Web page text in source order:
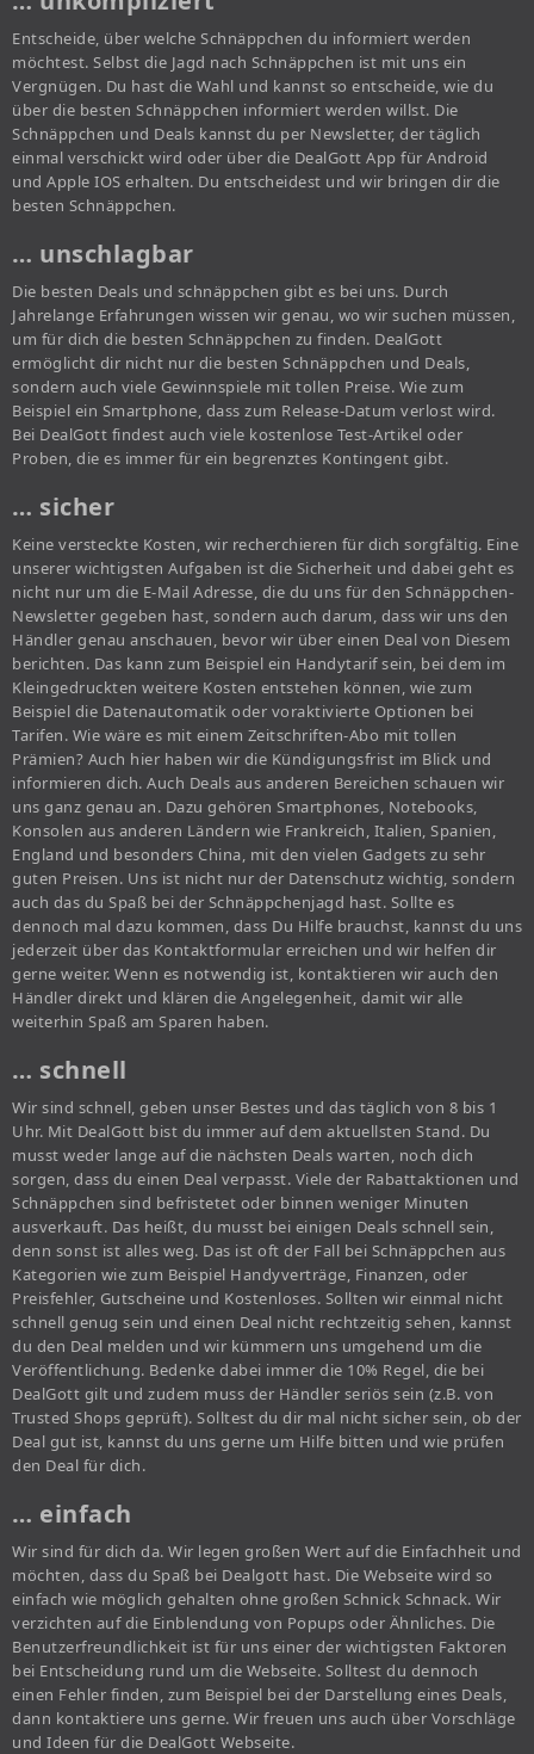
Entscheide, über welche Schnäppchen du informiert werden
möchtest. Selbst die Jagd nach Schnäppchen ist mit uns ein
Vergnügen. Du hast die Wahl und kannst so entscheide, wie du
über die besten Schnäppchen informiert werden willst. Die
Schnäppchen und Deals kannst du per Newsletter, der täglich
einmal verschickt wird oder über die DealGott App für Android
und Apple IOS erhalten. Du entscheidest und wir bringen dir die
besten Schnäppchen.
… unschlagbar
Die besten Deals und schnäppchen gibt es bei uns. Durch
Jahrelange Erfahrungen wissen wir genau, wo wir suchen müssen,
um für dich die besten Schnäppchen zu finden. DealGott
ermöglicht dir nicht nur die besten Schnäppchen und Deals,
sondern auch viele Gewinnspiele mit tollen Preise. Wie zum
Beispiel ein Smartphone, dass zum Release-Datum verlost wird.
Bei DealGott findest auch viele kostenlose Test-Artikel oder
Proben, die es immer für ein begrenztes Kontingent gibt.
… sicher
Keine versteckte Kosten, wir recherchieren für dich sorgfältig. Eine
unserer wichtigsten Aufgaben ist die Sicherheit und dabei geht es
nicht nur um die E-Mail Adresse, die du uns für den Schnäppchen-
Newsletter gegeben hast, sondern auch darum, dass wir uns den
Händler genau anschauen, bevor wir über einen Deal von Diesem
berichten. Das kann zum Beispiel ein Handytarif sein, bei dem im
Kleingedruckten weitere Kosten entstehen können, wie zum
Beispiel die Datenautomatik oder voraktivierte Optionen bei
Tarifen. Wie wäre es mit einem Zeitschriften-Abo mit tollen
Prämien? Auch hier haben wir die Kündigungsfrist im Blick und
informieren dich. Auch Deals aus anderen Bereichen schauen wir
uns ganz genau an. Dazu gehören Smartphones, Notebooks,
Konsolen aus anderen Ländern wie Frankreich, Italien, Spanien,
England und besonders China, mit den vielen Gadgets zu sehr
guten Preisen. Uns ist nicht nur der Datenschutz wichtig, sondern
auch das du Spaß bei der Schnäppchenjagd hast. Sollte es
dennoch mal dazu kommen, dass Du Hilfe brauchst, kannst du uns
jederzeit über das Kontaktformular erreichen und wir helfen dir
gerne weiter. Wenn es notwendig ist, kontaktieren wir auch den
Händler direkt und klären die Angelegenheit, damit wir alle
weiterhin Spaß am Sparen haben.
… schnell
Wir sind schnell, geben unser Bestes und das täglich von 8 bis 1
Uhr. Mit DealGott bist du immer auf dem aktuellsten Stand. Du
musst weder lange auf die nächsten Deals warten, noch dich
sorgen, dass du einen Deal verpasst. Viele der Rabattaktionen und
Schnäppchen sind befristetet oder binnen weniger Minuten
ausverkauft. Das heißt, du musst bei einigen Deals schnell sein,
denn sonst ist alles weg. Das ist oft der Fall bei Schnäppchen aus
Kategorien wie zum Beispiel Handyverträge, Finanzen, oder
Preisfehler, Gutscheine und Kostenloses. Sollten wir einmal nicht
schnell genug sein und einen Deal nicht rechtzeitig sehen, kannst
du den Deal melden und wir kümmern uns umgehend um die
Veröffentlichung. Bedenke dabei immer die 10% Regel, die bei
DealGott gilt und zudem muss der Händler seriös sein (z.B. von
Trusted Shops geprüft). Solltest du dir mal nicht sicher sein, ob der
Deal gut ist, kannst du uns gerne um Hilfe bitten und wie prüfen
den Deal für dich.
… einfach
Wir sind für dich da. Wir legen großen Wert auf die Einfachheit und
möchten, dass du Spaß bei Dealgott hast. Die Webseite wird so
einfach wie möglich gehalten ohne großen Schnick Schnack. Wir
verzichten auf die Einblendung von Popups oder Ähnliches. Die
Benutzerfreundlichkeit ist für uns einer der wichtigsten Faktoren
bei Entscheidung rund um die Webseite. Solltest du dennoch
einen Fehler finden, zum Beispiel bei der Darstellung eines Deals,
dann kontaktiere uns gerne. Wir freuen uns auch über Vorschläge
und Ideen für die DealGott Webseite.